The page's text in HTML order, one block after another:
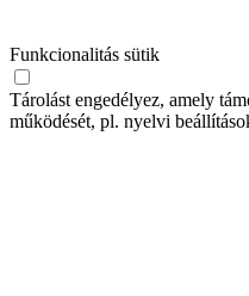
Funkcionalitás sütik
Tárolást engedélyez, amely
működését, pl. nyelvi